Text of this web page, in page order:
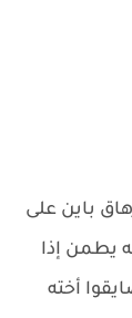
باين على
يطمن إذا
أخته